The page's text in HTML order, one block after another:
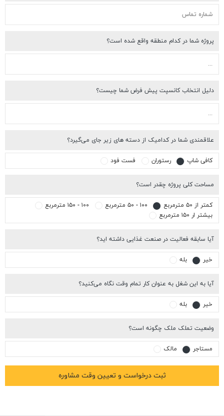
شما در کدام منطقه واقع شده است؟
انتخاب کانسپت پیش فرض شما چیست؟
شما در کدامیک از دسته های زیر جای می‌گیرد؟
شاپ رستوران فست فود
کلی پروژه چقدر است؟
از ۵۰ مترمربع ۱۰۰ - ۵۰ مترمربع
ار ۱۵۰ مترمربع
سابقه فعالیت در صنعت غذایی داشته اید؟
بله
به این شغل به عنوان کار تمام وقت نگاه می‌کنید؟
بله
تملک ملک چگونه است؟
مالک